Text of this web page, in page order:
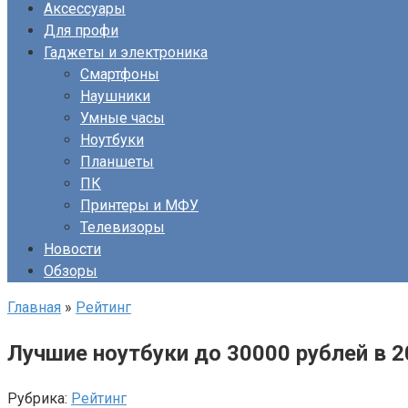
Аксессуары
Для профи
Гаджеты и электроника
Смартфоны
Наушники
Умные часы
Ноутбуки
Планшеты
ПК
Принтеры и МФУ
Телевизоры
Новости
Обзоры
Главная » Рейтинг
Лучшие ноутбуки до 30000 рублей в
Рубрика: Рейтинг